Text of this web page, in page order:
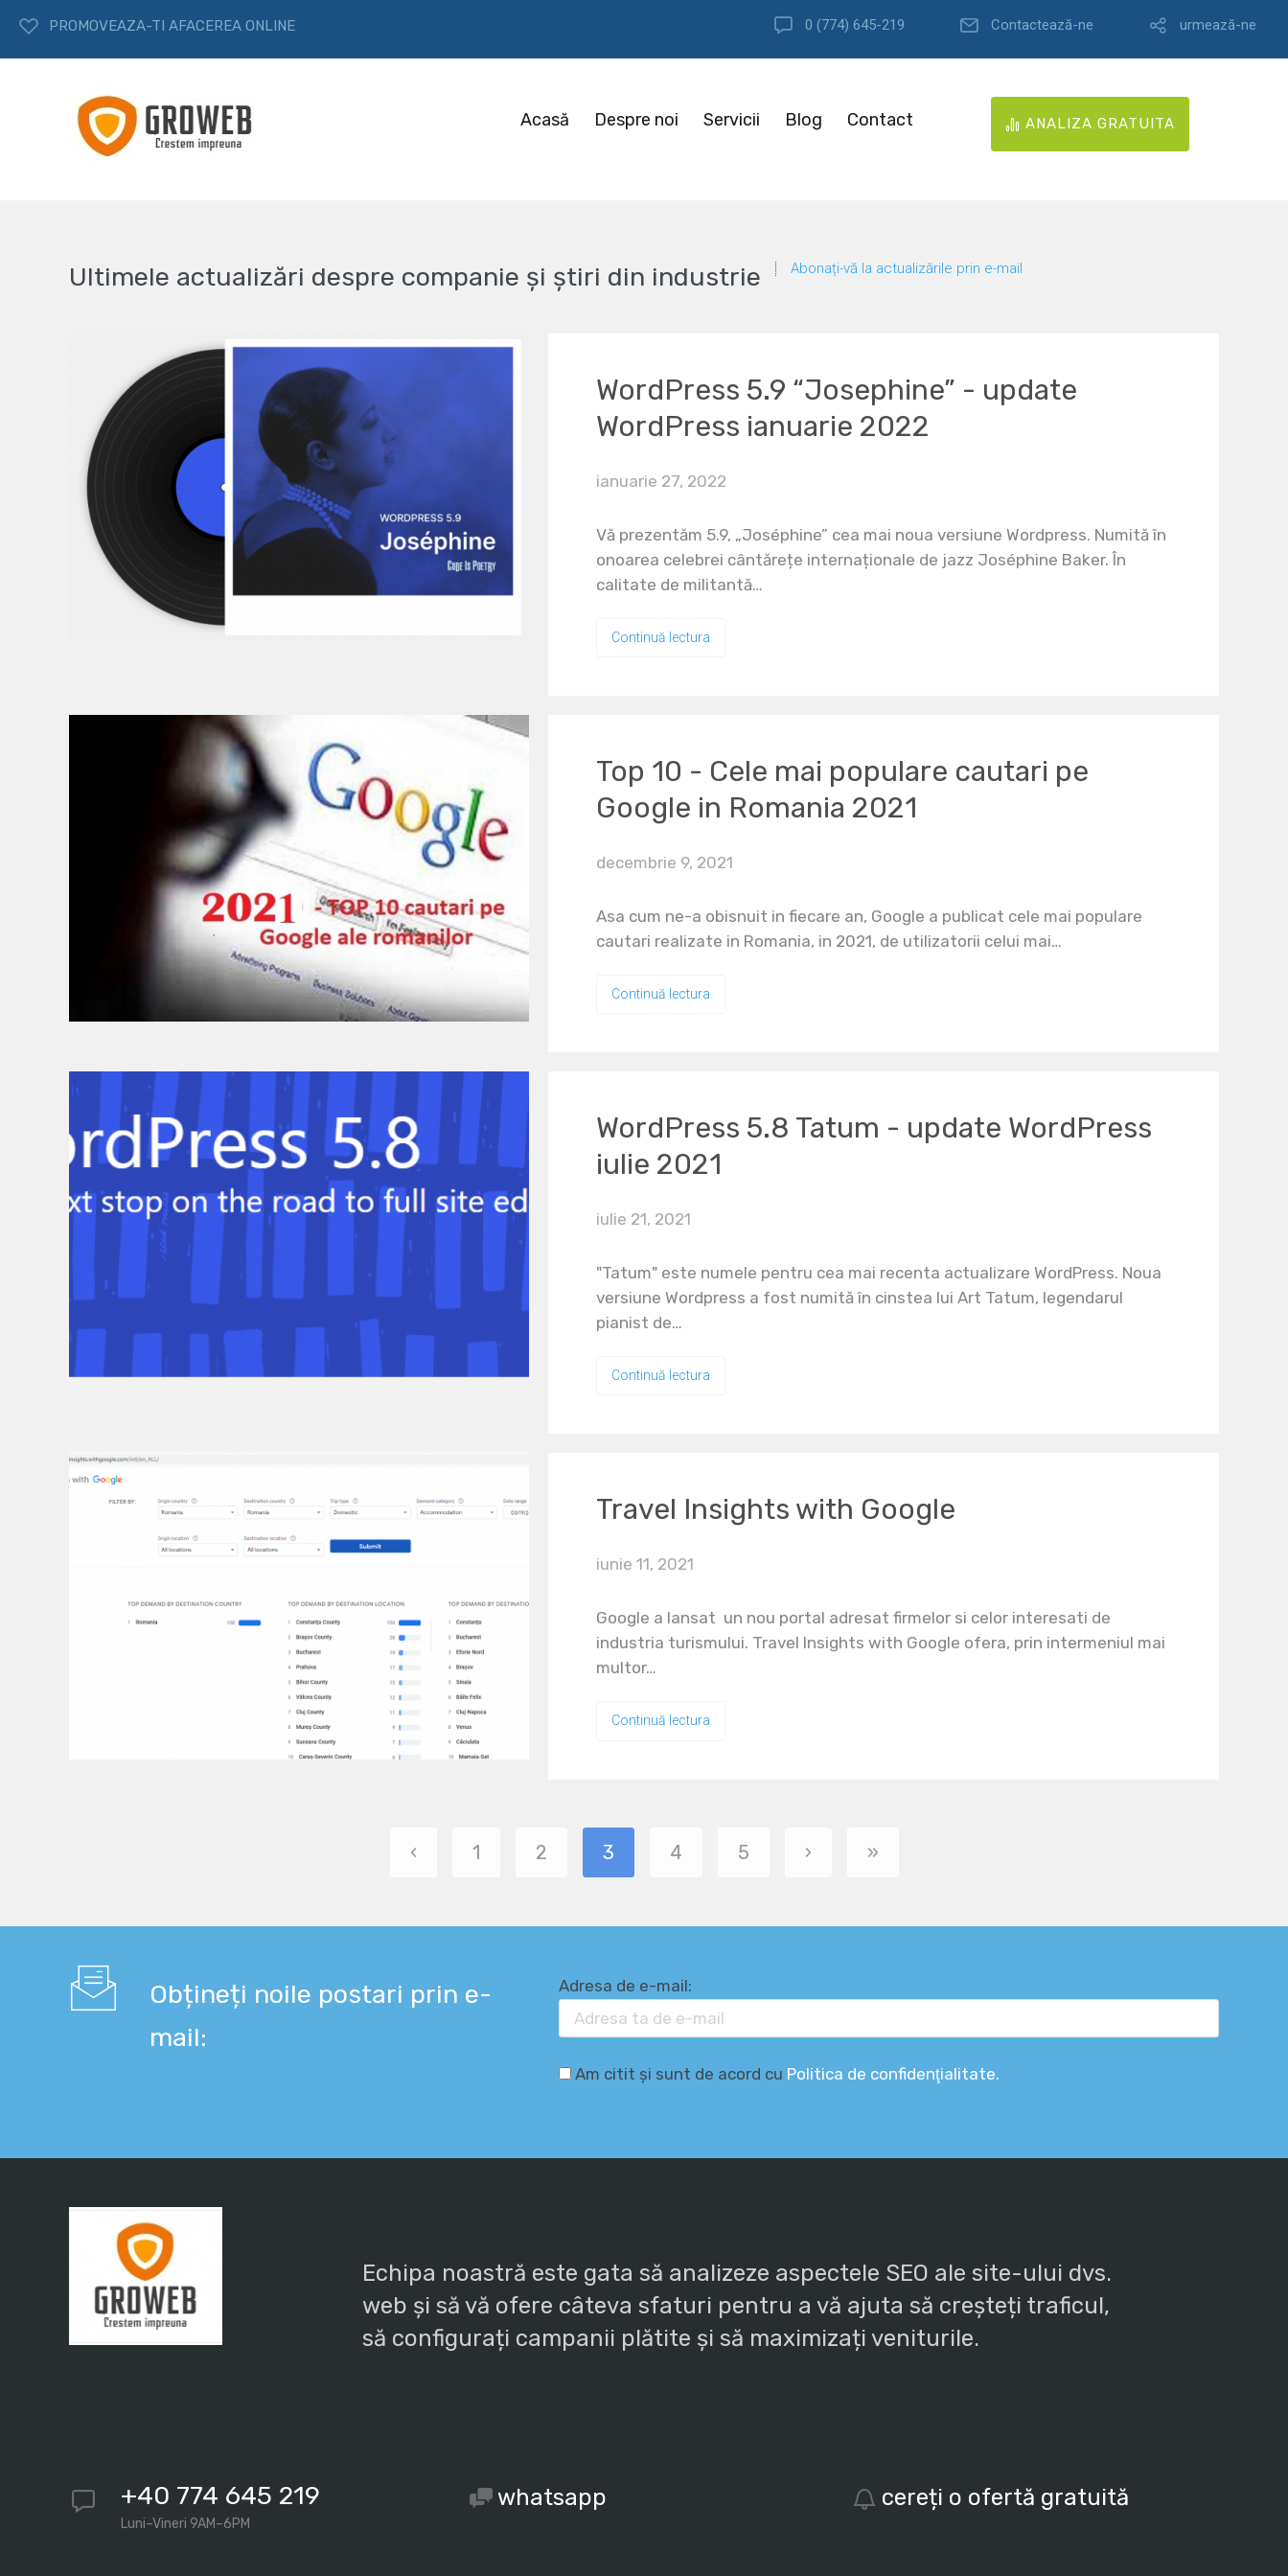
PROMOVEAZA-TI AFACEREA ONLINE 0 (774) 645-219 Contactează-ne urmează-ne
Acasă Despre noi Servicii Blog Contact ANALIZA GRATUITA
Ultimele actualizări despre companie și știri din industrie Abonați-vă la actualizările prin e-mail
WordPress 5.9 “Josephine” - update
WordPress ianuarie 2022
ianuarie 27, 2022
Vă prezentăm 5.9, „Joséphine” cea mai noua versiune Wordpress. Numită în
onoarea celebrei cântărețe internaționale de jazz Joséphine Baker. În
calitate de militantă…
Continuă lectura
Top 10 - Cele mai populare cautari pe
Google in Romania 2021
decembrie 9, 2021
Asa cum ne-a obisnuit in fiecare an, Google a publicat cele mai populare
cautari realizate in Romania, in 2021, de utilizatorii celui mai…
Continuă lectura
WordPress 5.8 Tatum - update WordPress
iulie 2021
iulie 21, 2021
"Tatum" este numele pentru cea mai recenta actualizare WordPress. Noua
versiune Wordpress a fost numită în cinstea lui Art Tatum, legendarul
pianist de…
Continuă lectura
Travel Insights with Google
iunie 11, 2021
Google a lansat un nou portal adresat firmelor si celor interesati de
industria turismului. Travel Insights with Google ofera, prin intermeniul mai
multor…
Continuă lectura
‹ 1 2 3 4 5 › »
Obțineți noile postari prin e-
mail:
Adresa de e-mail:
Am citit și sunt de acord cu Politica de confidenţialitate.
Echipa noastră este gata să analizeze aspectele SEO ale site-ului dvs.
web și să vă ofere câteva sfaturi pentru a vă ajuta să creșteți traficul,
să configurați campanii plătite și să maximizați veniturile.
+40 774 645 219
Luni–Vineri 9AM–6PM
whatsapp cereți o ofertă gratuită